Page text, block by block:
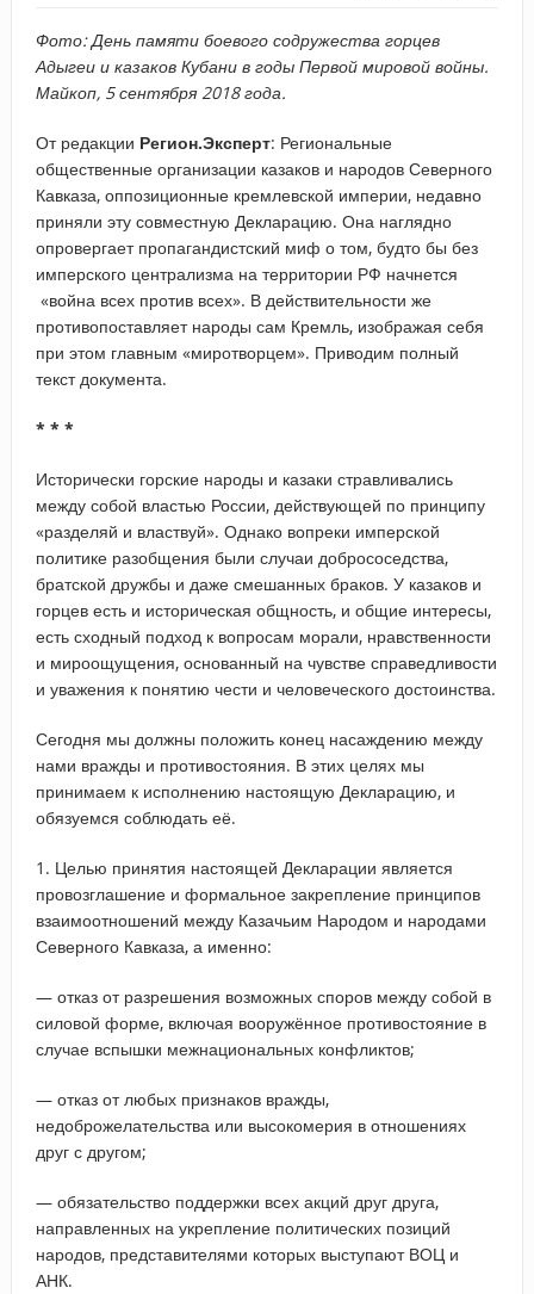
Фото: День памяти боевого содружества горцев
Адыгеи и казаков Кубани в годы Первой мировой войны.
Майкоп, 5 сентября 2018 года.
От редакции Регион.Эксперт: Региональные
общественные организации казаков и народов Северного
Кавказа, оппозиционные кремлевской империи, недавно
приняли эту совместную Декларацию. Она наглядно
опровергает пропагандистский миф о том, будто бы без
имперского централизма на территории РФ начнется
«война всех против всех». В действительности же
противопоставляет народы сам Кремль, изображая себя
при этом главным «миротворцем». Приводим полный
текст документа.
* * *
Исторически горские народы и казаки стравливались
между собой властью России, действующей по принципу
«разделяй и властвуй». Однако вопреки имперской
политике разобщения были случаи добрососедства,
братской дружбы и даже смешанных браков. У казаков и
горцев есть и историческая общность, и общие интересы,
есть сходный подход к вопросам морали, нравственности
и мироощущения, основанный на чувстве справедливости
и уважения к понятию чести и человеческого достоинства.
Сегодня мы должны положить конец насаждению между
нами вражды и противостояния. В этих целях мы
принимаем к исполнению настоящую Декларацию, и
обязуемся соблюдать её.
1. Целью принятия настоящей Декларации является
провозглашение и формальное закрепление принципов
взаимоотношений между Казачьим Народом и народами
Северного Кавказа, а именно:
— отказ от разрешения возможных споров между собой в
силовой форме, включая вооружённое противостояние в
случае вспышки межнациональных конфликтов;
— отказ от любых признаков вражды,
недоброжелательства или высокомерия в отношениях
друг с другом;
— обязательство поддержки всех акций друг друга,
направленных на укрепление политических позиций
народов, представителями которых выступают ВОЦ и
АНК.